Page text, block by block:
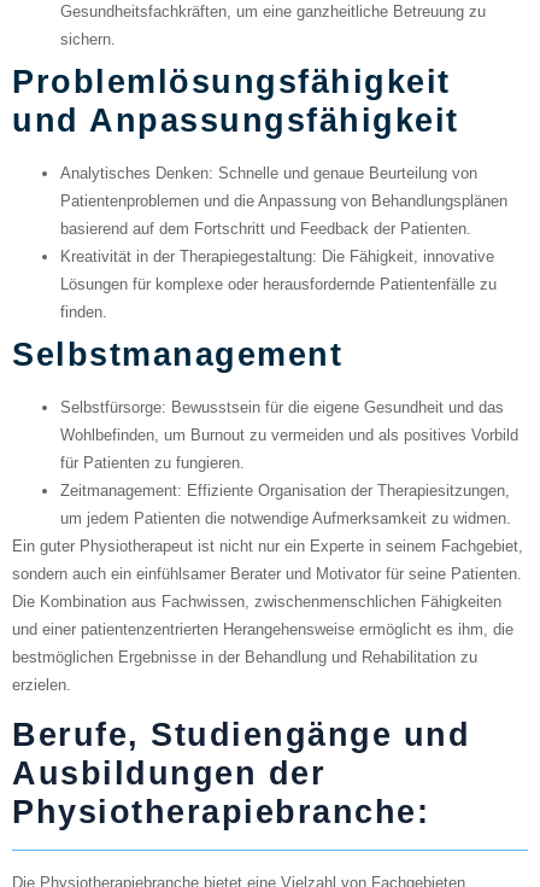
Gesundheitsfachkräften, um eine ganzheitliche Betreuung zu
sichern.
Problemlösungsfähigkeit
und Anpassungsfähigkeit
Analytisches Denken: Schnelle und genaue Beurteilung von
Patientenproblemen und die Anpassung von Behandlungsplänen
basierend auf dem Fortschritt und Feedback der Patienten.
Kreativität in der Therapiegestaltung: Die Fähigkeit, innovative
Lösungen für komplexe oder herausfordernde Patientenfälle zu
finden.
Selbstmanagement
Selbstfürsorge: Bewusstsein für die eigene Gesundheit und das
Wohlbefinden, um Burnout zu vermeiden und als positives Vorbild
für Patienten zu fungieren.
Zeitmanagement: Effiziente Organisation der Therapiesitzungen,
um jedem Patienten die notwendige Aufmerksamkeit zu widmen.
Ein guter Physiotherapeut ist nicht nur ein Experte in seinem Fachgebiet,
sondern auch ein einfühlsamer Berater und Motivator für seine Patienten.
Die Kombination aus Fachwissen, zwischenmenschlichen Fähigkeiten
und einer patientenzentrierten Herangehensweise ermöglicht es ihm, die
bestmöglichen Ergebnisse in der Behandlung und Rehabilitation zu
erzielen.
Berufe, Studiengänge und
Ausbildungen der
Physiotherapiebranche:
Die Physiotherapiebranche bietet eine Vielzahl von Fachgebieten,